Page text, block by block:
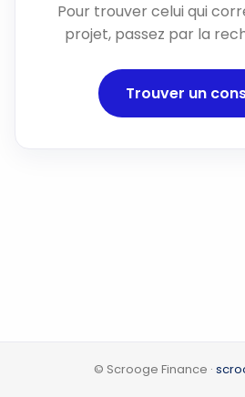
Pour trouver celui qui
projet, passez par la
Trouver un
© Scrooge Finance ·